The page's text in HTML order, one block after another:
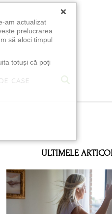
CASE
ULTIMELE
×
am actualizat
prelucrarea
să aloci timpul
totuși că poți